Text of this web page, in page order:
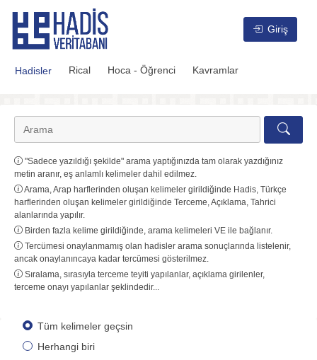
Hadis Veritabanı
Hadisler Rical Hoca - Öğrenci Kavramlar
Giriş
"Sadece yazıldığı şekilde" arama yaptığınızda tam olarak yazdığınız
metin aranır, eş anlamlı kelimeler dahil edilmez.
Arama, Arap harflerinden oluşan kelimeler girildiğinde Hadis, Türkçe
harflerinden oluşan kelimeler girildiğinde Terceme, Açıklama, Tahrici
alanlarında yapılır.
Birden fazla kelime girildiğinde, arama kelimeleri VE ile bağlanır.
Tercümesi onaylanmamış olan hadisler arama sonuçlarında listelenir,
ancak onaylanıncaya kadar tercümesi gösterilmez.
Sıralama, sırasıyla terceme teyiti yapılanlar, açıklama girilenler,
terceme onayı yapılanlar şeklindedir...
Tüm kelimeler geçsin
Herhangi biri